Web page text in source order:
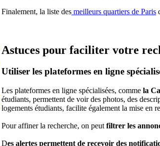
Finalement, la liste des meilleurs quartiers de Paris
Astuces pour faciliter votre
Utiliser les plateformes en ligne
Les plateformes en ligne spécialisées, comme la
étudiants, permettent de voir des photos, des
logements étudiants, facilite également la mise en
Pour affiner la recherche, on peut filtrer les
Des alertes permettent de recevoir des